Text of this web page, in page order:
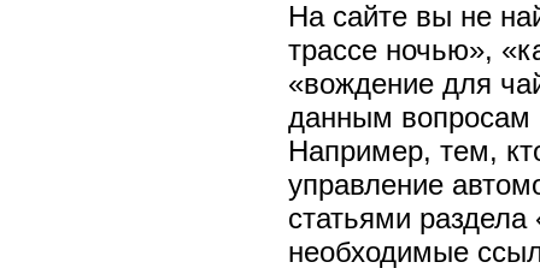
На сайте вы не
трассе ночью»,
«вождение для
данным вопросам
Например, тем,
управление
статьями раздела
необходимые